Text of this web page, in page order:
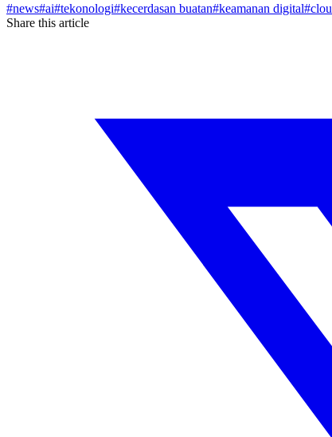
#news#ai#tekonologi#kecerdasan buatan#keamanan digital#
Share this article